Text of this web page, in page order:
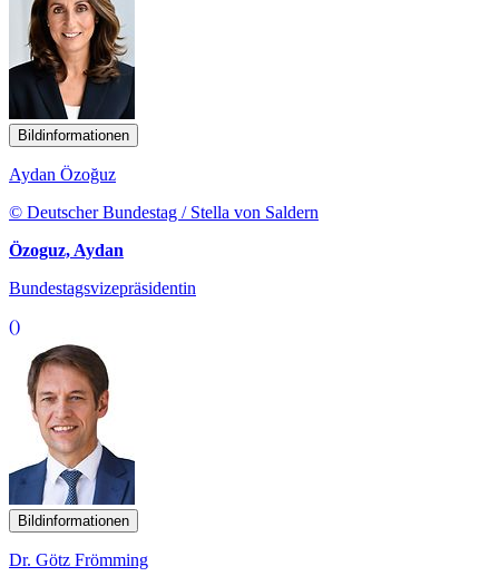
Bildinformationen
Aydan Özoğuz
© Deutscher Bundestag / Stella von Saldern
Özoguz, Aydan
Bundestagsvizepräsidentin
()
Bildinformationen
Dr. Götz Frömming